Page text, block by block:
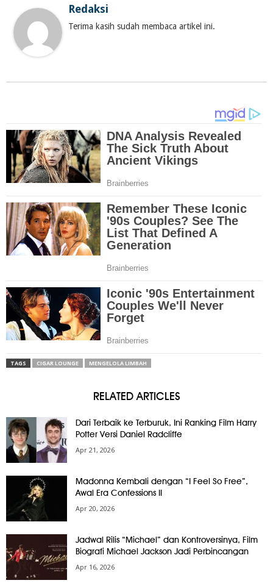
Redaksi
Terima kasih sudah membaca artikel ini.
TAGS CIGAR LOUNGE MENGELOLA LIMBAH
RELATED ARTICLES
Dari Terbaik ke Terburuk, Ini Ranking Film Harry
Potter Versi Daniel Radcliffe
Apr 21, 2026
Madonna Kembali dengan “I Feel So Free”,
Awal Era Confessions II
Apr 20, 2026
Jadwal Rilis “Michael” dan Kontroversinya, Film
Biografi Michael Jackson Jadi Perbincangan
Apr 16, 2026